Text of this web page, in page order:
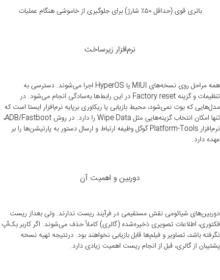
باتری قوی (حداقل ۵۰٪ شارژ) برای جلوگیری از خاموشی هنگام عملیات
نرم‌افزار زیرساخت
همه مراحل روی نسخه‌های MIUI یا HyperOS اجرا می‌شوند. دسترسی به
تنظیمات و گزینه Factory reset در این رابط‌ها به‌سادگی انجام می‌شود. در
مدل‌هایی که بوت نمی‌شود، محیط بازیابی یا ریکاوری برپایه نرم‌افزار ایستا است که
تنها امکان انتخاب گزینه‌هایی مثل Wipe Data را دارد. در روش ADB/Fastboot،
نرم‌افزار Platform-Tools گوگل وظیفه ارتباط و ارسال دستور به پارتیشن‌ها را بر
عهده دارد.
دوربین و اهمیت آن
دوربین‌های شیائومی نقش مستقیمی در فرآیند ریست ندارند. ولی بعداز ریست
فکتوری، اطلاعات تصویری ذخیره‌شده (گالری) کاملاً حذف می‌شوند. اگر کاربر بک‌آپ
نگرفته باشد، تصاویر و فیلم‌ها قابل بازیابی نخواهند بود. درنتیجه تهیه نسخه
پشتیبان از گالری، قبل از انجام ریست اهمیت زیادی دارد.